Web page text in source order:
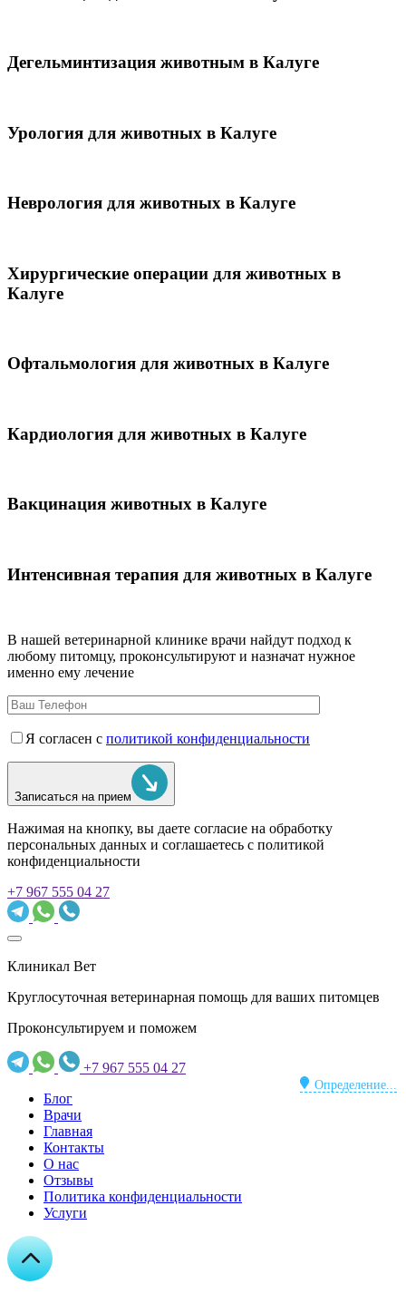
Дегельминтизация животным в Калуге
Урология для животных в Калуге
Неврология для животных в Калуге
Хирургические операции для животных в
Калуге
Офтальмология для животных в Калуге
Кардиология для животных в Калуге
Вакцинация животных в Калуге
Интенсивная терапия для животных в Калуге
В нашей ветеринарной клинике врачи найдут подход к
любому питомцу, проконсультируют и назначат нужное
именно ему лечение
Я согласен с политикой конфиденциальности
Записаться на прием
Нажимая на кнопку, вы даете согласие на обработку
персональных данных и соглашаетесь c политикой
конфиденциальности
+7 967 555 04 27
Клиникал Вет
Круглосуточная ветеринарная помощь для ваших питомцев
Проконсультируем и поможем
+7 967 555 04 27
Определение...
Блог
Врачи
Главная
Контакты
О нас
Отзывы
Политика конфиденциальности
Услуги